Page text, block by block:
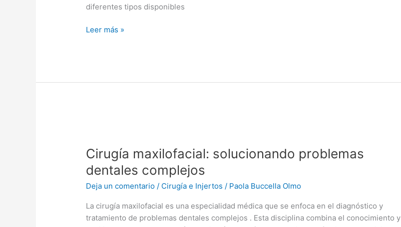
diferentes tipos disponibles
Leer más »
Cirugía maxilofacial: solucionando problemas
dentales complejos
Deja un comentario / Cirugía e Injertos / Paola Buccella Olmo
La cirugía maxilofacial es una especialidad médica que se enfoca en el diagnóstico y
tratamiento de problemas dentales complejos . Esta disciplina combina el conocimiento y
solucionando
problemas
dentales
complejos